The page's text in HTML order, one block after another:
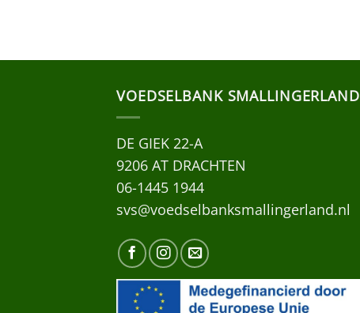
VOEDSELBANK SMALLINGERLAND
DE GIEK 22-A
9206 AT DRACHTEN
06-1445 1944
svs@voedselbanksmallingerland.nl